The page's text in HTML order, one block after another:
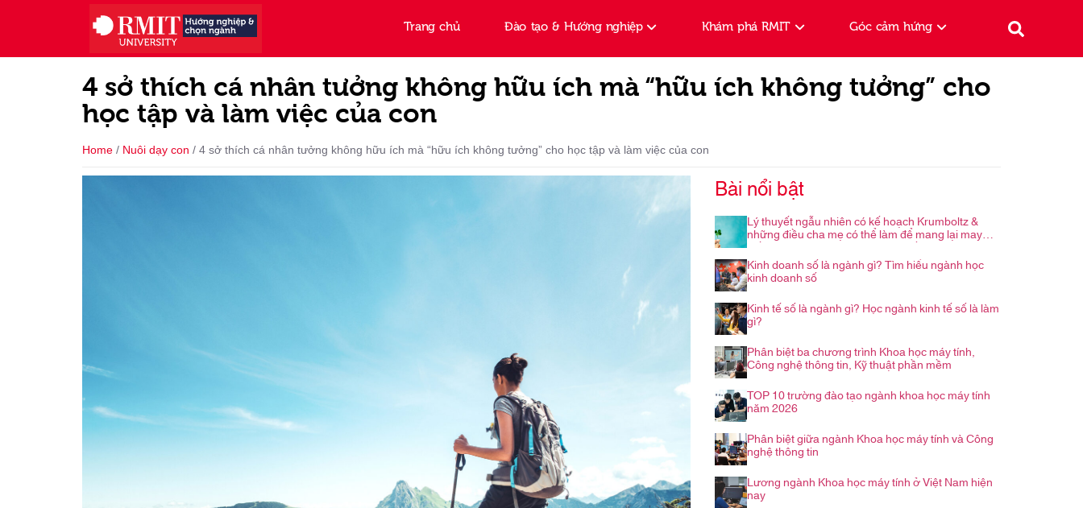
Trang chủ Đào tạo & Hướng nghiệp Khám phá RMIT Góc cảm hứng
4 sở thích cá nhân tưởng không hữu ích mà “hữu ích không tưởng” cho
học tập và làm việc của con
Home / Nuôi dạy con / 4 sở thích cá nhân tưởng không hữu ích mà “hữu ích không tưởng” cho học tập và làm việc của con
Bài nổi bật
Lý thuyết ngẫu nhiên có kế hoạch Krumboltz &
những điều cha mẹ có thể làm để mang lại may
mắn cho con trong hành trình nghề nghiệp
Kinh doanh số là ngành gì? Tìm hiểu ngành học
kinh doanh số
Kinh tế số là ngành gì? Học ngành kinh tế số là làm
gì?
Phân biệt ba chương trình Khoa học máy tính,
Công nghệ thông tin, Kỹ thuật phần mềm
TOP 10 trường đào tạo ngành khoa học máy tính
năm 2026
Phân biệt giữa ngành Khoa học máy tính và Công
nghệ thông tin
Lương ngành Khoa học máy tính ở Việt Nam hiện
nay